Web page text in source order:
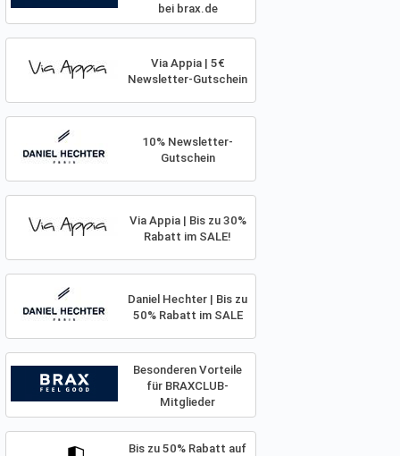
bei brax.de
Via Appia | 5€
Newsletter-Gutschein
10% Newsletter-
Gutschein
Via Appia | Bis zu 30%
Rabatt im SALE!
Daniel Hechter | Bis zu
50% Rabatt im SALE
Besonderen Vorteile
für BRAXCLUB-
Mitglieder
Bis zu 50% Rabatt auf